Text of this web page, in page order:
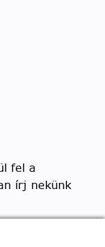
fel a
írj nekünk